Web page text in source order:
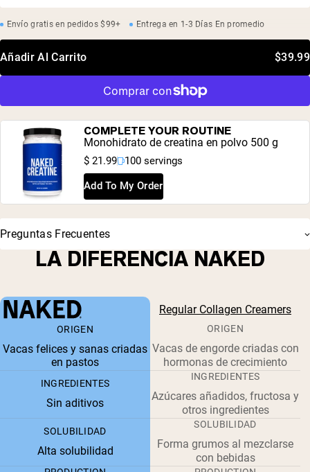
Envío gratis en pedidos $99+ Entrega en 1-3 Días En promedio
Añadir Al Carrito $39.99
COMPLETE YOUR ROUTINE
Monohidrato de creatina en polvo 500 g
$ 21.99 100 servings
Add To My Order
Preguntas Frecuentes
LA DIFERENCIA NAKED
Regular Collagen Creamers
ORIGEN
Vacas felices y sanas criadas
en pastos
ORIGEN
Vacas de engorde criadas con
hormonas de crecimiento
INGREDIENTES
Sin aditivos
INGREDIENTES
Azúcares añadidos, fructosa y
otros ingredientes
SOLUBILIDAD
Alta solubilidad
SOLUBILIDAD
Forma grumos al mezclarse
con bebidas